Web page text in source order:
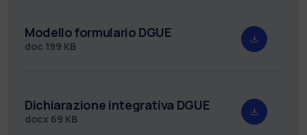
Modello formulario DGUE
doc 199 KB
Dichiarazione integrativa DGUE
docx 69 KB